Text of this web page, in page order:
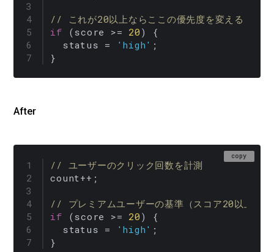
// これが20以上ならここの優先度を変える（「
if (score >= 20 ) {
  status =
'high' ;
}
After
copy
// ユーザーのクリック回数を計測
count++;
// プレミアムユーザーの基準（スコア20以上）
if (score >= 20 ) {
  status =
'high' ;
}